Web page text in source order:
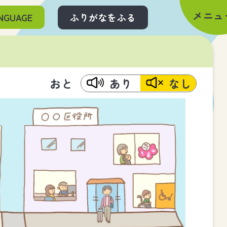
メニュ
ふりがなをふる
おと あり なし